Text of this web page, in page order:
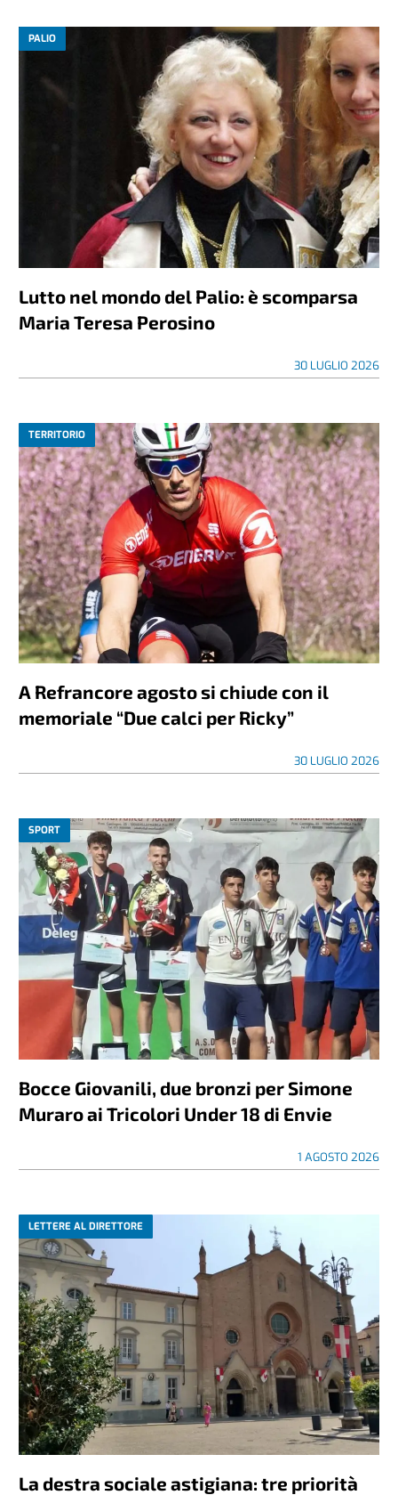
PALIO
Lutto nel mondo del Palio: è scomparsa
Maria Teresa Perosino
30 LUGLIO 2026
TERRITORIO
A Refrancore agosto si chiude con il
memoriale “Due calci per Ricky”
30 LUGLIO 2026
SPORT
Bocce Giovanili, due bronzi per Simone
Muraro ai Tricolori Under 18 di Envie
1 AGOSTO 2026
LETTERE AL DIRETTORE
La destra sociale astigiana: tre priorità